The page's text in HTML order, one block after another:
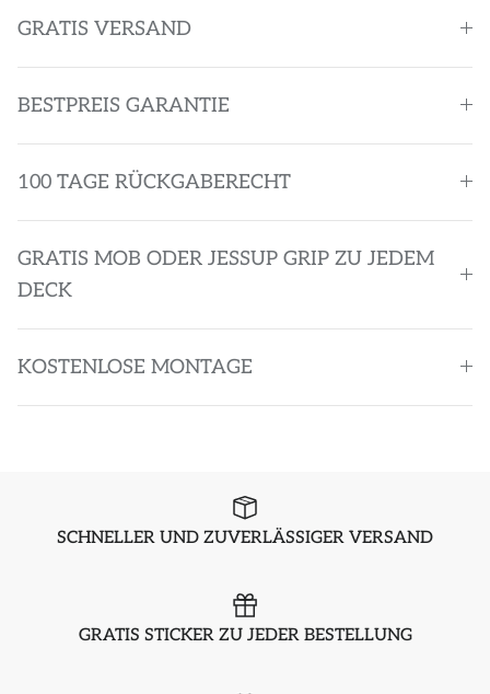
GRATIS VERSAND
BESTPREIS GARANTIE
100 TAGE RÜCKGABERECHT
GRATIS MOB ODER JESSUP GRIP ZU JEDEM
DECK
KOSTENLOSE MONTAGE
SCHNELLER UND ZUVERLÄSSIGER VERSAND
GRATIS STICKER ZU JEDER BESTELLUNG